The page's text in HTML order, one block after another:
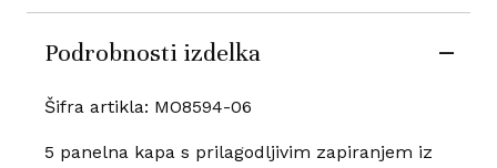
Podrobnosti izdelka
Šifra artikla: MO8594-06
5 panelna kapa s prilagodljivim zapiranjem iz